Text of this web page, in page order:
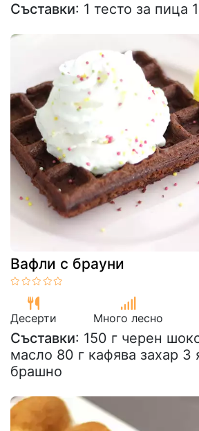
Съставки: 1 тесто за пица
Вафли с брауни
Десерти Много лесно
Съставки: 150 г черен
масло 80 г кафява захар 3
брашно